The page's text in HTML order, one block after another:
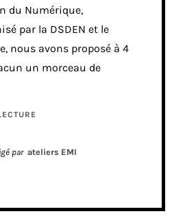
du Numérique,
par la DSDEN et le
nous avons proposé à 4
un morceau de
par ateliers EMI